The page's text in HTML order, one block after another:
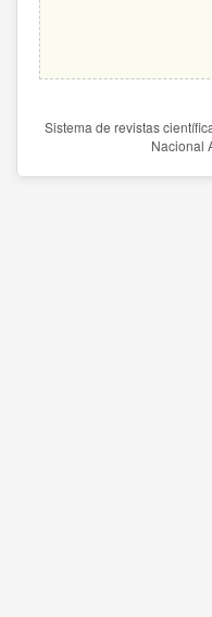
Sistema de revistas
Nacional